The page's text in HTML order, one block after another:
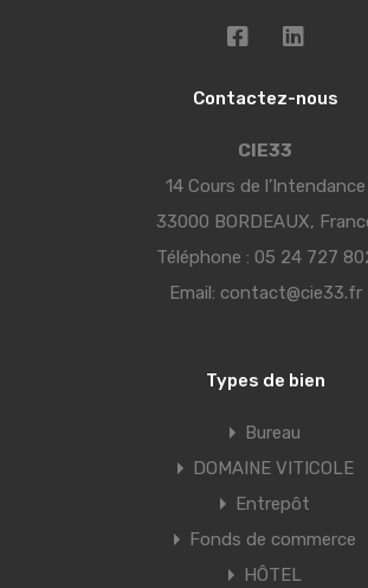
Contactez-nous
CIE33
14 Cours de l’Intendance
33000 BORDEAUX,
Téléphone : 05 24 727
Email: contact@cie33.fr
Types de bien
Bureau
DOMAINE VITICOLE
Entrepôt
Fonds de commerce
HÔTEL